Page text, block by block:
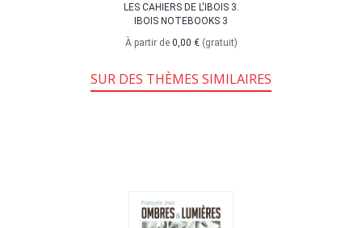
LES CAHIERS DE L'IBOIS 3.
IBOIS NOTEBOOKS 3
À partir de 0,00 € (gratuit)
SUR DES THÈMES SIMILAIRES